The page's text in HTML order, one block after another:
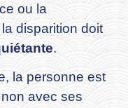
ou la
disparition doit
.
la personne est
avec ses